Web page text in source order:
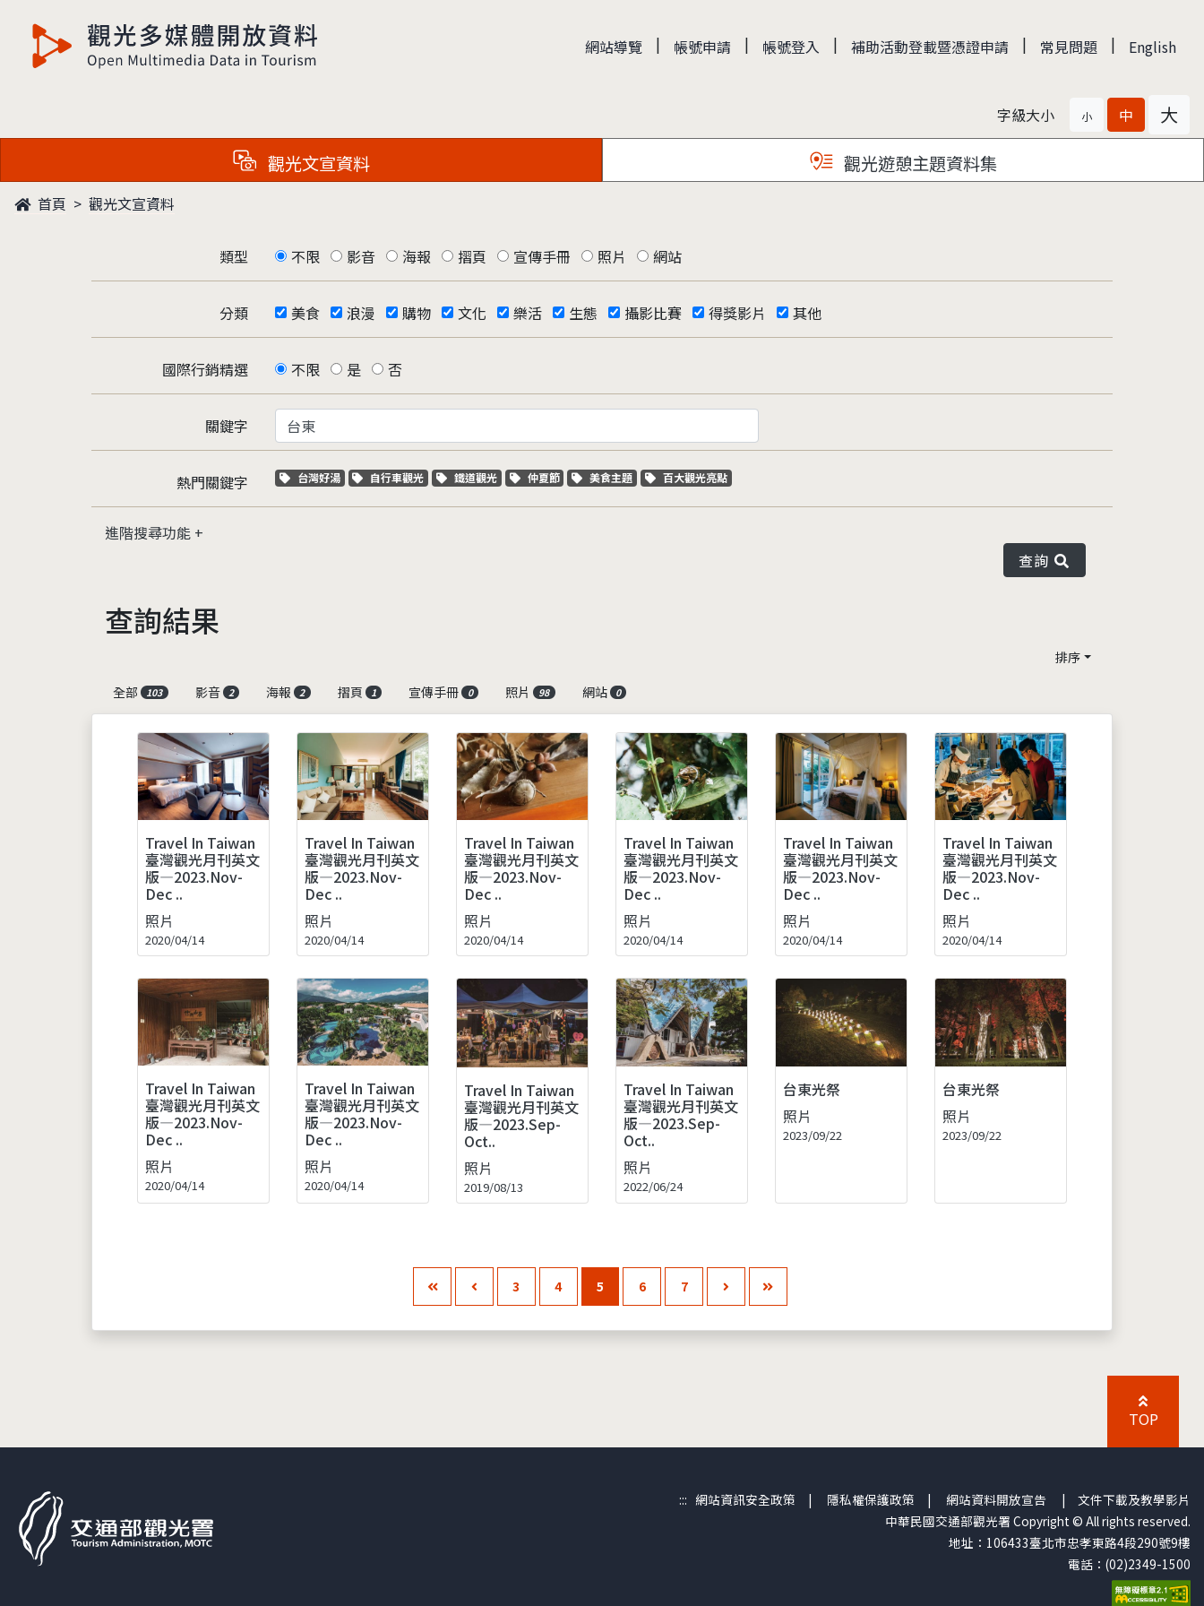
觀光多媒體開放資料 網站導覽 | 帳號申請 | 帳號登入 | 補助活動登載暨憑證申請 | 常見問題 | English
字級大小 小 中 大
觀光文宣資料 觀光遊憩主題資料集
首頁 觀光文宣資料
類型 不限 影音 海報 摺頁 宣傳手冊 照片 網站
分類 美食 浪漫 購物 文化 樂活 生態 攝影比賽 得獎影片 其他
國際行銷精選 不限 是 否
關鍵字
熱門關鍵字 關鍵字標籤
台灣好湯 關鍵字標籤
自行車觀光 關鍵字標籤
鐵道觀光 關鍵字標籤
仲夏節 關鍵字標籤
美食主題 關鍵字標籤
百大觀光亮點
進階搜尋功能
查詢
查詢結果
排序
全部
103 影音 2 海報 2 摺頁 1 宣傳手冊 0 照片 98 網站 0
Travel In Taiwan
臺灣觀光月刊英文
版—2023.Nov-
Dec ..
照片
2020/04/14
Travel In Taiwan
臺灣觀光月刊英文
版—2023.Nov-
Dec ..
照片
2020/04/14
Travel In Taiwan
臺灣觀光月刊英文
版—2023.Nov-
Dec ..
照片
2020/04/14
Travel In Taiwan
臺灣觀光月刊英文
版—2023.Nov-
Dec ..
照片
2020/04/14
Travel In Taiwan
臺灣觀光月刊英文
版—2023.Nov-
Dec ..
照片
2020/04/14
Travel In Taiwan
臺灣觀光月刊英文
版—2023.Nov-
Dec ..
照片
2020/04/14
Travel In Taiwan
臺灣觀光月刊英文
版—2023.Nov-
Dec ..
照片
2020/04/14
Travel In Taiwan
臺灣觀光月刊英文
版—2023.Nov-
Dec ..
照片
2020/04/14
Travel In Taiwan
臺灣觀光月刊英文
版—2023.Sep-
Oct..
照片
2019/08/13
Travel In Taiwan
臺灣觀光月刊英文
版—2023.Sep-
Oct..
照片
2022/06/24
台東光祭
照片
2023/09/22
台東光祭
照片
2023/09/22
3 4 5 6 7
TOP
::: 網站資訊安全政策 | 隱私權保護政策 | 網站資料開放宣告 | 文件下載及教學影片
中華民國交通部觀光署 Copyright © All rights reserved.
地址：106433臺北市忠孝東路4段290號9樓
電話：(02)2349-1500